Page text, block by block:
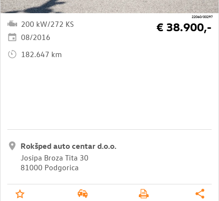
22060/00297
200 kW/272 KS
08/2016
182.647 km
€ 38.900,-
Rokšped auto centar d.o.o.
Josipa Broza Tita 30
81000 Podgorica